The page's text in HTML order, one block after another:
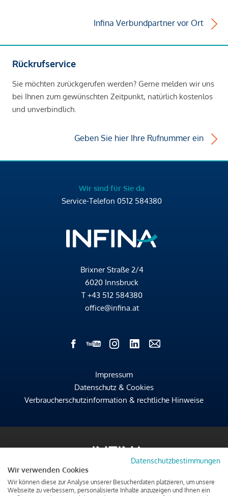
Infina Verbundpartner vor Ort
Rückrufservice
Sie möchten zurückgerufen werden? Gerne melden wir uns
bei Ihnen zum gewünschten Zeitpunkt, natürlich kostenlos
und unverbindlich.
Geben Sie hier Ihre Rufnummer ein
Wir sind für Sie da
Service-Telefon 0512 584380
Brixner Straße 2/4
6020 Innsbruck
T +43 512 584380
office@infina.at
Impressum
Datenschutz & Cookies
Verbraucherschutzinformation & rechtliche Hinweise
Datenschutzbestimmungen
Wir verwenden Cookies
Wir können diese zur Analyse unserer Besucherdaten platzieren, um unsere
Webseite zu verbessern, personalisierte Inhalte anzuzeigen und Ihnen ein